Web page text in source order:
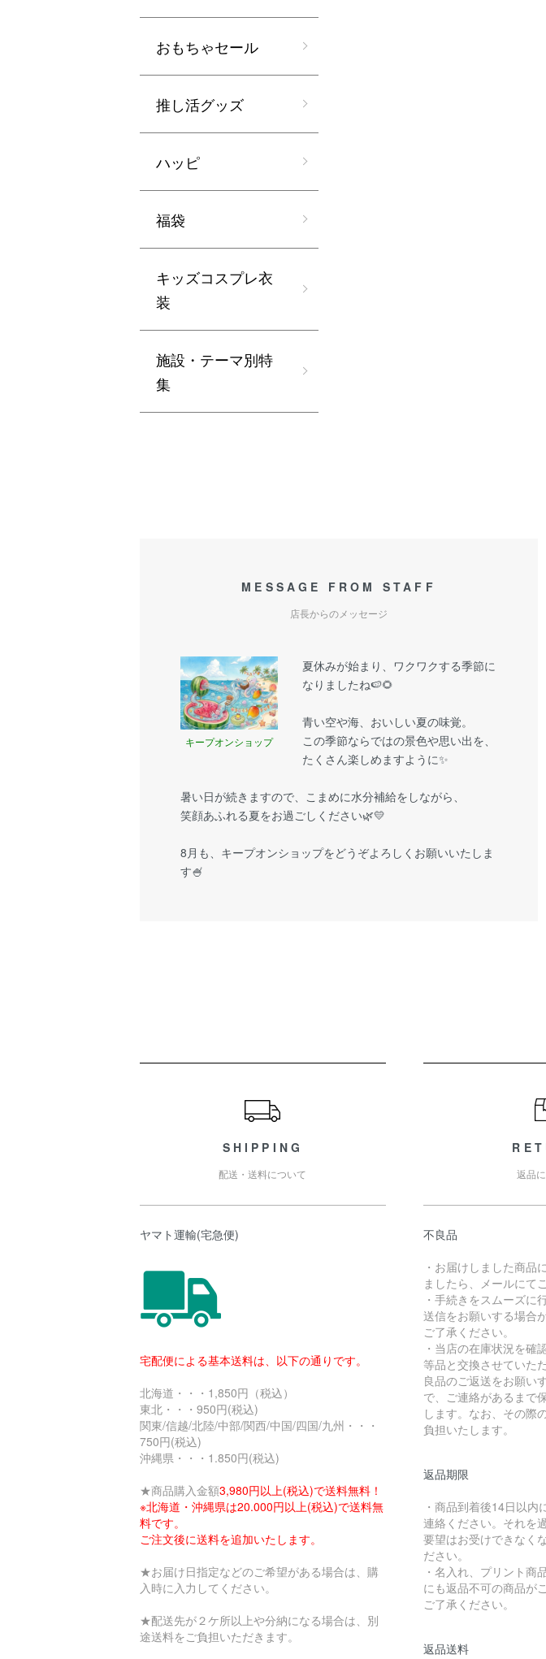
おもちゃセール
推し活グッズ
ハッピ
福袋
キッズコスプレ衣
装
施設・テーマ別特
集
MESSAGE FROM STAFF
店長からのメッセージ
キープオンショップ
夏休みが始まり、ワクワクする季節に
なりましたね🍉🌻
青い空や海、おいしい夏の味覚。
この季節ならではの景色や思い出を、
たくさん楽しめますように✨
暑い日が続きますので、こまめに水分補給をしながら、
笑顔あふれる夏をお過ごしください🌿💛
8月も、キープオンショップをどうぞよろしくお願いいたしま
す🍧
SHIPPING
配送・送料について
ヤマト運輸(宅急便)
宅配便による基本送料は、以下の通りです。
北海道・・・1,850円（税込）
東北・・・950円(税込)
関東/信越/北陸/中部/関西/中国/四国/九州・・・
750円(税込)
沖縄県・・・1.850円(税込)
★商品購入金額3,980円以上(税込)で送料無料！
※北海道・沖縄県は20.000円以上(税込)で送料無
料です。
ご注文後に送料を追加いたします。
★お届け日指定などのご希望がある場合は、購
入時に入力してください。
★配送先が２ケ所以上や分納になる場合は、別
途送料をご負担いただきます。
返品
不良品
・お届けしました商品
ましたら、メールにて
・手続きをスムーズに
送信をお願いする場合
ご了承ください。
・当店の在庫状況を確
等品と交換させていた
良品のご返送をお願い
で、ご連絡があるまで
します。なお、その際
負担いたします。
返品期限
・商品到着後14日以
連絡ください。それを
要望はお受けできなく
ださい。
・名入れ、プリント商
にも返品不可の商品が
ご了承ください。
返品送料